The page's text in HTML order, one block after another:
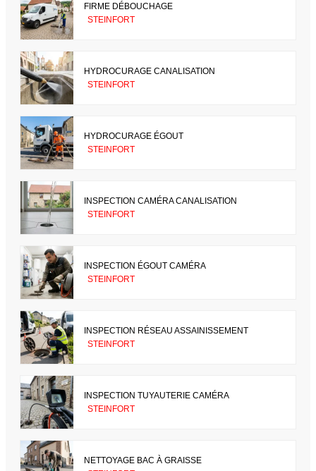
FIRME DÉBOUCHAGE
STEINFORT
HYDROCURAGE CANALISATION
STEINFORT
HYDROCURAGE ÉGOUT
STEINFORT
INSPECTION CAMÉRA CANALISATION
STEINFORT
INSPECTION ÉGOUT CAMÉRA
STEINFORT
INSPECTION RÉSEAU ASSAINISSEMENT
STEINFORT
INSPECTION TUYAUTERIE CAMÉRA
STEINFORT
NETTOYAGE BAC À GRAISSE